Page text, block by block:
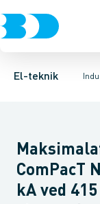
El-teknik
Afbrydere,
Motorbetjening
ComPacT
kA ved 415